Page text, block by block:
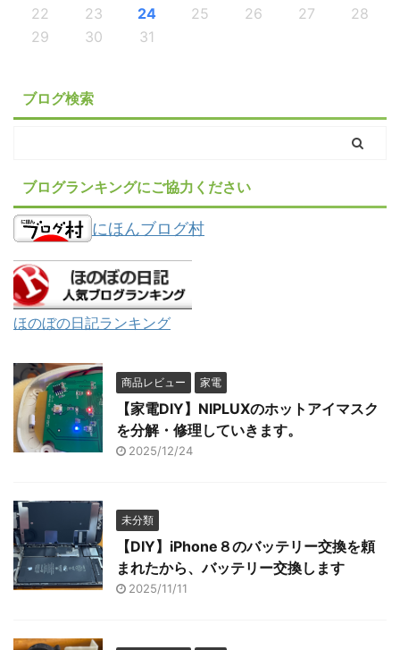
22
23 24 25 26 27
28
29
30 31
ブログ検索
ブログランキングにご協力ください
にほんブログ村
ほのぼの日記ランキング
商品レビュー 家電
【家電DIY】NIPLUXのホットアイマスク
を分解・修理していきます。
2025/12/24
未分類
【DIY】iPhone８のバッテリー交換を頼
まれたから、バッテリー交換します
2025/11/11